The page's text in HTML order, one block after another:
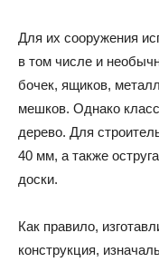
Для их сооружения
в том числе и
бочек, ящиков,
мешков. Однако
дерево. Для
40 мм, а также
доски.
Как правило,
конструкция,